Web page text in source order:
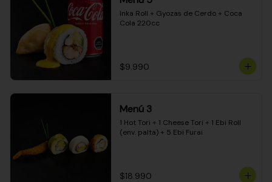
Inka Roll + Gyozas de Cerdo + Coca
Cola 220cc
$9.990
Menú 3
1 Hot Tori + 1 Cheese Tori + 1 Ebi Roll
(env. palta) + 5 Ebi Furai
$18.990